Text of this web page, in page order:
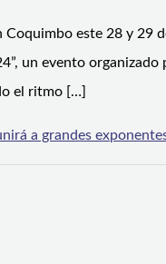
este 28 y 29
un evento
el ritmo […]
a grandes